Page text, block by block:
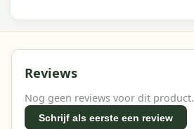
Reviews
Nog geen reviews voor dit product.
Schrijf als eerste een review